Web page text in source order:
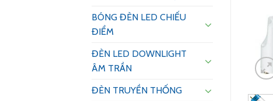
BÓNG ĐÈN LED CHIẾU
ĐIỂM
ĐÈN LED DOWNLIGHT
ÂM TRẦN
ĐÈN TRUYỀN THỐNG